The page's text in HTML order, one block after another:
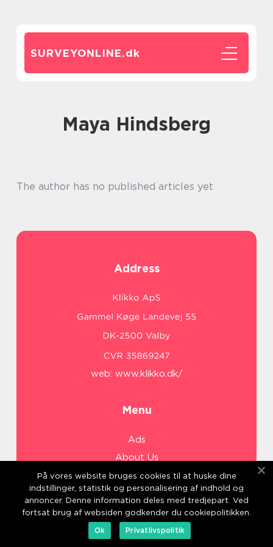
SURVEYONLINE.dk
Maya Hindsberg
The author has no published articles yet
Address
web: www.klikko.dk/
Menu
Ads
About Us
Cookies
Contact
Sitemap
På vores website bruges cookies til at huske dine
indstillinger, statistik og personalisering af indhold og
annoncer. Denne information deles med tredjepart. Ved
fortsat brug af websiden godkender du cookiepolitikken.
Ok
Privatlivspolitik